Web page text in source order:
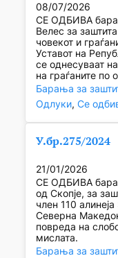
08/07/2026
СЕ ОДБИВА
Велес за
човекот и
Уставот на
се однесуваат
на граѓаните по
Барања за
Одлуки, Се
У.бр.275/2024
21/01/2026
СЕ ОДБИВА
од Скопје, за
член 110
Северна
повреда на
мислата.
Барања за